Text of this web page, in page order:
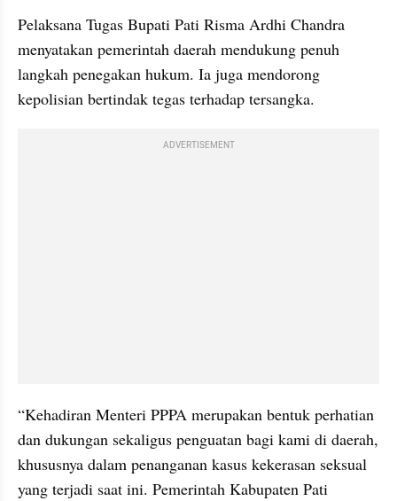
Pelaksana Tugas Bupati Pati Risma Ardhi Chandra
menyatakan pemerintah daerah mendukung penuh
langkah penegakan hukum. Ia juga mendorong
kepolisian bertindak tegas terhadap tersangka.
ADVERTISEMENT
“Kehadiran Menteri PPPA merupakan bentuk perhatian
dan dukungan sekaligus penguatan bagi kami di daerah,
khususnya dalam penanganan kasus kekerasan seksual
yang terjadi saat ini. Pemerintah Kabupaten Pati